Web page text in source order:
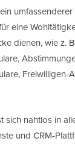
eine
dienen, wie z.
Freiwilligen-
sich nahtlos in
und CRM-